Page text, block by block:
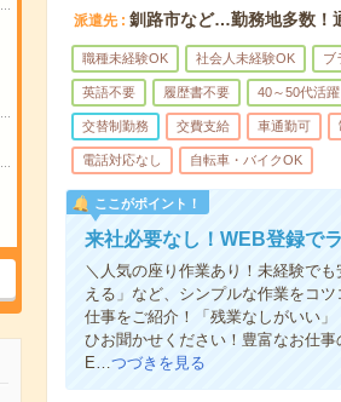
派遣先 釧路市など…勤務地多数！
職種未経験OK 社会人未経験OK ブ
英語不要 履歴書不要 40～50代活躍
交替制勤務 交費支給 車通勤可
電話対応なし 自転車・バイクOK
ここがポイント！
来社必要なし！WEB登録で
＼人気の座り作業あり！未経験で
える」など、シンプルな作業をコ
仕事をご紹介！「残業なしがいい
ひお聞かせください！豊富なお仕
E…つづきを見る